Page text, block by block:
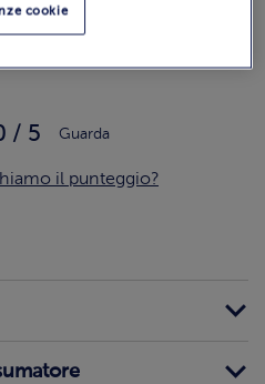
/ 5 Guarda
il punteggio?
cookie